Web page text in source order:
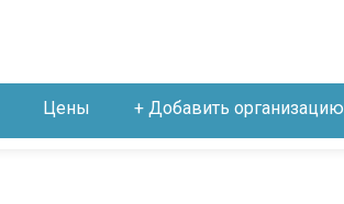
Цены + Добавить организацию